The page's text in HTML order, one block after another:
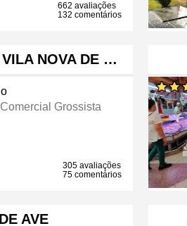
662 avaliações
132 comentários
VILA NOVA DE …
Grossista
305 avaliações
75 comentários
AVE